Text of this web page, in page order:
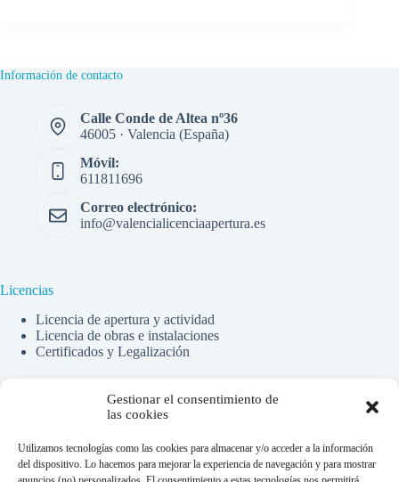
Gestionar el consentimiento de
las cookies
Utilizamos tecnologías como las cookies para almacenar y/o acceder a la información
del dispositivo. Lo hacemos para mejorar la experiencia de navegación y para mostrar
Información de contacto
Calle Conde de Altea nº36
46005 · Valencia (España)
Móvil:
611811696
Correo electrónico:
info@valencialicenciaapertura.es
Licencias
Licencia de apertura y actividad
Licencia de obras e instalaciones
Certificados y Legalización
Financiado por la Unión Europea -